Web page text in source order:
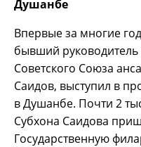
Душанбе
Впервые за многие
бывший
Советского Союза
Саидов, выступил в
в Душанбе. Почти 2
Субхона Саидова
Государственную